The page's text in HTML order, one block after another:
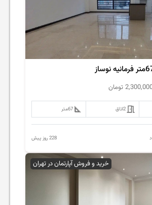
تومان
2اتاق 67متر
228 روز پیش
خرید و فروش آپارتمان در تهران